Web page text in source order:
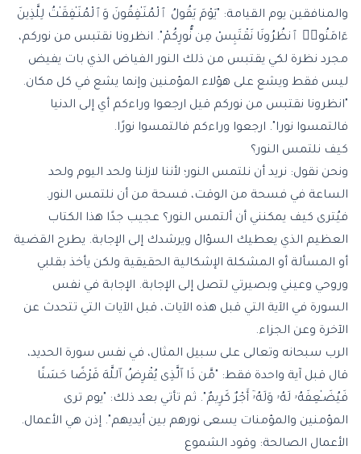
والمنافقين يوم القيامة: "يَوْمَ يَقُولُ ٱلْمُنَـٰفِقُونَ وَٱلْمُنَـٰفِقَـٰتُ لِلَّذِينَ
ءَامَنُوا۟ ٱنظُرُونَا نَقْتَبِسْ مِن نُّورِكُمْ". انظرونا نقتبس من نوركم،
مجرد نظرة لكي يقتبس من ذلك النور الفياض الذي بات يفيض
ليس فقط ويشع على هؤلاء المؤمنين وإنما يشع في كل مكان.
"انظرونا نقتبس من نوركم قيل ارجعوا وراءكم أي إلى الدنيا
فالتمسوا نورا". ارجعوا وراءكم فالتمسوا نورًا.
كيف نلتمس النور؟
ونحن نقول: نريد أن نلتمس النور؛ لأننا لازلنا ولحد اليوم ولحد
الساعة في فسحة من الوقت، فسحة من أن نلتمس النور.
فيُترى كيف يمكنني أن ألتمس النور؟ عجيب جدًا هذا الكتاب
العظيم الذي يعطيك السؤال ويرشدك إلى الإجابة. يطرح القضية
أو المسألة أو المشكلة الإشكالية الحقيقية ولكن يأخذ بقلبي
وروحي وعيني وبصيرتي لتصل إلى الإجابة. الإجابة في نفس
السورة في الآية التي قبل هذه الآيات، قبل الآيات التي تتحدث عن
الآخرة وعن الجزاء.
الرب سبحانه وتعالى على سبيل المثال، في نفس سورة الحديد،
قال قبل آية واحدة فقط: "مَّن ذَا ٱلَّذِى يُقْرِضُ ٱللَّهَ قَرْضًا حَسَنًا
فَيُضَـٰعِفَهُۥ لَهُۥ وَلَهُۥٓ أَجْرٌ كَرِيمٌ". ثم تأتي بعد ذلك: "يوم ترى
المؤمنين والمؤمنات يسعى نورهم بين أيديهم". إذن هي الأعمال.
الأعمال الصالحة: وقود الشموع